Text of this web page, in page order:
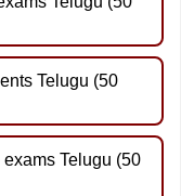
Telugu (50
Telugu (50